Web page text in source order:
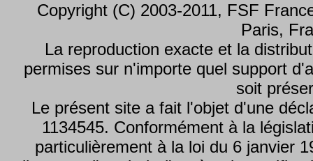
Copyright (C) 2003-2011, FSF
Paris,
La reproduction exacte et la
permises sur n'importe quel support
soit
Le présent site a fait l'objet d'une
1134545. Conformément à la
particulièrement à la loi du 6 janvier